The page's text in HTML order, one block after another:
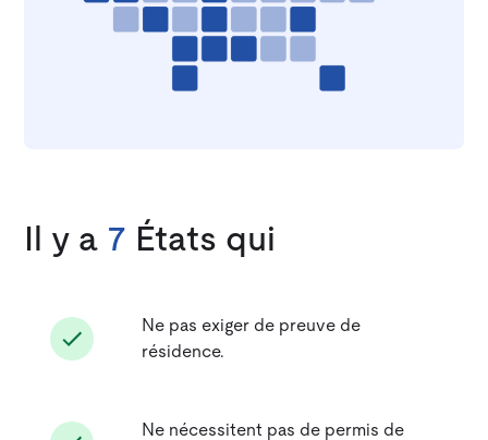
Il y a 7 États qui
Ne pas exiger de preuve de
résidence.
Ne nécessitent pas de permis de